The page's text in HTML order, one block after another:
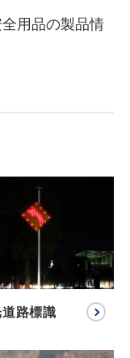
LPG販売
用品の製品情
道路標識